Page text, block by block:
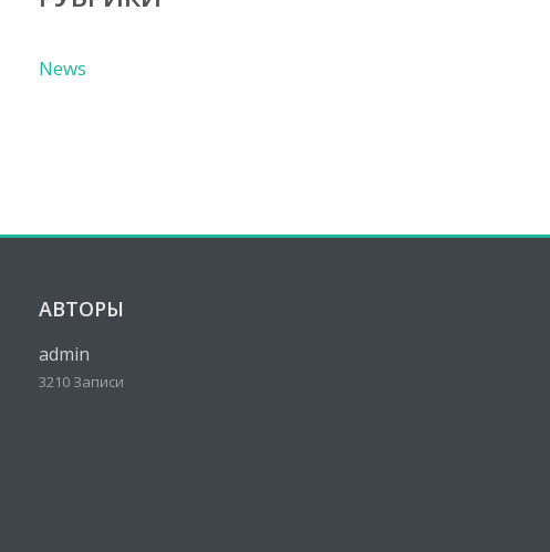
News
АВТОРЫ
admin
3210 Записи